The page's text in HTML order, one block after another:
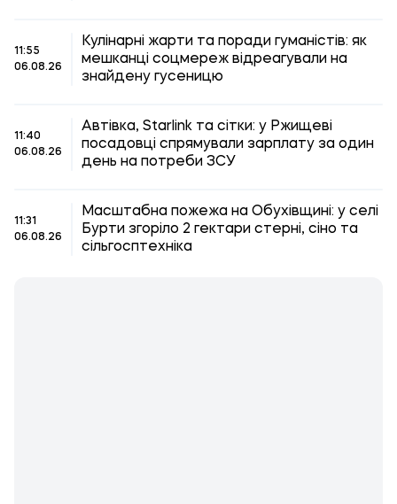
11:55
06.08.26
Кулінарні жарти та поради гуманістів: як
мешканці соцмереж відреагували на
знайдену гусеницю
11:40
06.08.26
Автівка, Starlink та сітки: у Ржищеві
посадовці спрямували зарплату за один
день на потреби ЗСУ
11:31
06.08.26
Масштабна пожежа на Обухівщині: у селі
Бурти згоріло 2 гектари стерні, сіно та
сільгосптехніка